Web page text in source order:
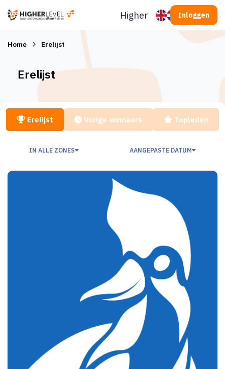
Higherlevel Inloggen
Home Erelijst
Erelijst
Erelijst Vorige winnaars Topleden
IN ALLE ZONES AANGEPASTE DATUM